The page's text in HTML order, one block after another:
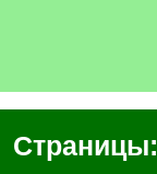
Страницы: